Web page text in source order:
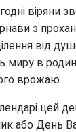
віряни
з
від
миру в
врожаю.
цей
або День